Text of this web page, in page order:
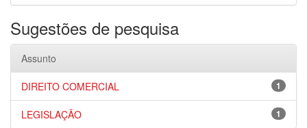
Sugestões de pesquisa
Assunto
1
DIREITO COMERCIAL
1
LEGISLAÇÃO